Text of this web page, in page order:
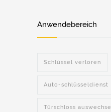
Anwendebereich
Schlüssel verloren
Auto-schlüsseldienst
Türschloss